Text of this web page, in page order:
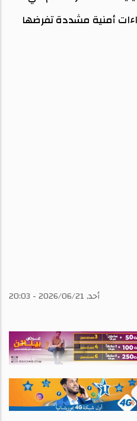
أمنية مشددة تفرضها
أحد, 2026/06/21 - 20:03